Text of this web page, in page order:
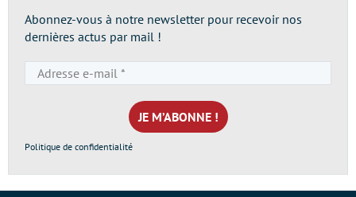
Abonnez-vous à notre newsletter pour recevoir nos
dernières actus par mail !
e-
mail
*
Politique de confidentialité